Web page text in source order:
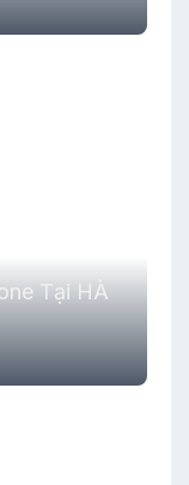
Tại HÀ